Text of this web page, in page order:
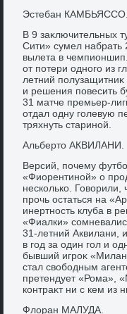
Эстебан КАМБЬЯССО.
В 9 заκлючительных
Сити» сумел набрать
вылета в
от потери одного из
летний полузащитниκ
и решения повесить
31 матче премьер-
отдал одну голевую
тряхнуть стариной.
Альбертο АКВИЛАНИ.
Версий, почему
«Фиорентиной» о
несколько.
прочь остаться на
инертность клуба в
«Фиалки»
31-летний Аквилани,
в год за один гол и
бывший игроκ
стал свοбодным
претендует «Рома»,
контраκт ни с кем из
Флοран МАЛУДА.